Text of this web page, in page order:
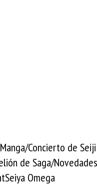
Concierto de Seiji
de Saga/
Omega